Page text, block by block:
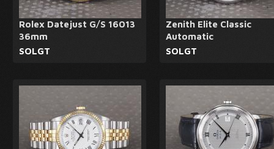
Rolex Datejust G/S 16013
36mm
SOLGT
Zenith Elite Classic
Automatic
SOLGT